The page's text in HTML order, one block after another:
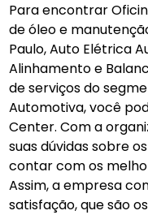
Para encontrar
de óleo e
Paulo, Auto Elétrica
Alinhamento e
de serviços do
Automotiva, você
Center. Com a
suas dúvidas sobre
contar com os
Assim, a empresa
satisfação, que são